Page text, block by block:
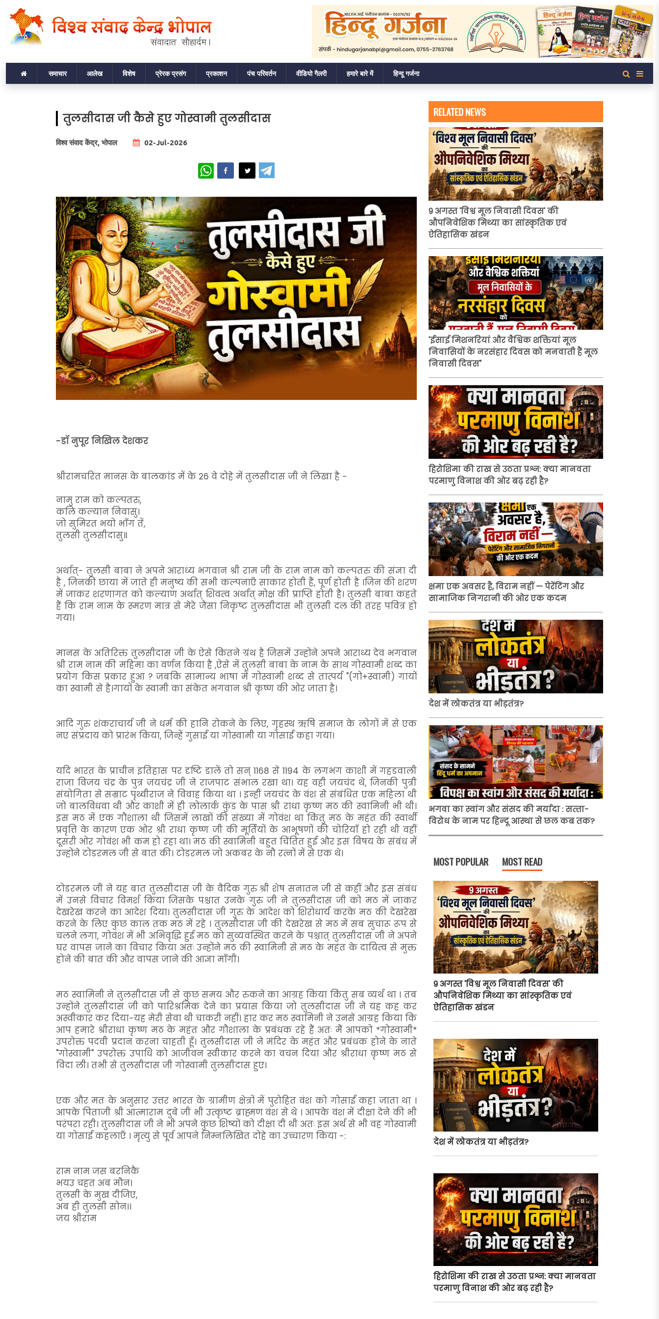
समाचार आलेख विशेष प्रेरक प्रसंग प्रकाशन पंच परिवर्तन वीडियो गैलरी हमारे बारे में हिन्दू गर्जना
तुलसीदास जी कैसे हुए गोस्वामी तुलसीदास
विश्व संवाद केंद्र, भोपाल 02-Jul-2026
WhatsApp
-डॉ नुपूर निखिल देशकर
श्रीरामचरित मानस के बालकांड में के 26 वे दोहे में तुलसीदास जी ने लिखा है -
नामु राम को कल्पतरु,
कलि कल्यान निवासु।
जो सुमिरत भयो भाँग तें,
तुलसी तुलसीदासु॥
अर्थात्- तुलसी बाबा ने अपने आराध्य भगवान श्री राम जी के राम नाम को कल्पतरु की संज्ञा दी
है , जिनकी छाया में जाते ही मनुष्य की सभी कल्पनाएँ साकार होती हैं, पूर्ण होती है ।जिन की शरण
में जाकर शरणागत को कल्याण अर्थात् शिवत्व अर्थात् मोक्ष की प्राप्ति होती है। तुलसी बाबा कहते
हैं कि राम नाम के स्मरण मात्र से मेरे जैसा निकृष्ट तुलसीदास भी तुलसी दल की तरह पवित्र हो
गया।
मानस के अतिरिक्त तुलसीदास जी के ऐसे कितने ग्रंथ है जिसमें उन्होंने अपने आराध्य देव भगवान
श्री राम नाम की महिमा का वर्णन किया है ,ऐसे में तुलसी बाबा के नाम के साथ गोस्वामी शब्द का
प्रयोग किस प्रकार हुआ ? जबकि सामान्य भाषा में गोस्वामी शब्द से तात्पर्य "(गो+स्वामी) गायों
का स्वामी से है।गायों के स्वामी का संकेत भगवान श्री कृष्ण की ओर जाता है।
आदि गुरु शंकराचार्य जी ने धर्म की हानि रोकने के लिए, गृहस्थ ऋषि समाज के लोगों में से एक
नए संप्रदाय को प्रारंभ किया, जिन्हें गुसाईं या गोस्वामी या गोसाईं कहा गया।
यदि भारत के प्राचीन इतिहास पर दृष्टि डालें तो सन् 1168 से 1194 के लगभग काशी में गहडवाली
राजा विजय चंद्र के पुत्र जयचंद्र जी ने राजपाट संभाल रखा था। यह वही जयचंद थे, जिनकी पुत्री
संयोगिता से सम्राट पृथ्वीराज ने विवाह किया था । इन्हीं जयचंद के वंश से संबंधित एक महिला थी
जो बालविधवा थी और काशी में ही लोलार्क कुंड के पास श्री राधा कृष्ण मठ की स्वामिनी भी थी।
इस मठ में एक गौशाला थी जिसमें लाखों की संख्या में गोवंश था किंतु मठ के महंत की स्वार्थी
प्रवृत्ति के कारण एक ओर श्री राधा कृष्ण जी की मूर्तियों के आभूषणों की चोरियाँ हो रही थी वहीं
दूसरी ओर गोवंश भी कम हो रहा था। मठ की स्वामिनी बहुत चिंतित हुई और इस विषय के संबंध में
उन्होंने टोडरमल जी से बात की। टोडरमल जो अकबर के नौ रत्नों में से एक थे।
टोडरमल जी ने यह बात तुलसीदास जी के वैदिक गुरु श्री शेष सनातन जी से कहीं और इस संबंध
में उनसे विचार विमर्श किया जिसके पश्चात उनके गुरु जी ने तुलसीदास जी को मठ में जाकर
देखरेख करने का आदेश दिया। तुलसीदास जी गुरु के आदेश को शिरोधार्य करके मठ की देखरेख
करने के लिए कुछ काल तक मठ में रहे । तुलसीदास जी की देखरेख से मठ में सब सुचारू रूप से
चलने लगा, गोवंश में भी अभिवृद्धि हुई मठ को सुव्यवस्थित करने के पश्चात् तुलसीदास जी ने अपने
घर वापस जाने का विचार किया अतः उन्होंने मठ की स्वामिनी से मठ के महंत के दायित्व से मुक्त
होने की बात की और वापस जाने की आज्ञा माँगी।
मठ स्वामिनी ने तुलसीदास जी से कुछ समय और रुकने का आग्रह किया किंतु सब व्यर्थ था । तब
उन्होंने तुलसीदास जी को पारिश्रमिक देने का प्रयास किया जो तुलसीदास जी ने यह कह कर
अस्वीकार कर दिया-यह मेरी सेवा थी चाकरी नहीं। हार कर मठ स्वामिनी ने उनसे आग्रह किया कि
आप हमारे श्रीराधा कृष्ण मठ के महंत और गौशाला के प्रबंधक रहे हैं अतः मैं आपको *गोस्वामी*
उपरोक्त पदवी प्रदान करना चाहती हूँ। तुलसीदास जी ने मंदिर के महंत और प्रबंधक होने के नाते
"गोस्वामी" उपरोक्त उपाधि को आजीवन स्वीकार करने का वचन दिया और श्रीराधा कृष्ण मठ से
विदा ली। तभी से तुलसीदास जी गोस्वामी तुलसीदास हुए।
एक और मत के अनुसार उत्तर भारत के ग्रामीण क्षेत्रों में पुरोहित वंश को गोसाईं कहा जाता था ।
आपके पिताजी श्री आत्माराम दुबे जी भी उत्कृष्ट ब्राह्मण वंश से थे । आपके वंश में दीक्षा देने की भी
परंपरा रही। तुलसीदास जी ने भी अपने कुछ शिष्यों को दीक्षा दी थी अतः इस अर्थ से भी वह गोस्वामी
या गोसाईं कहलाएँ । मृत्यु से पूर्व आपने निम्नलिखित दोहे का उच्चारण किया -:
राम नाम जस बरनिकै
भयउ चहत अब मौन।
तुलसी के मुख दीजिए,
अब ही तुलसी सोन।।
जय श्रीराम
RELATED NEWS
9 अगस्त 'विश्व मूल निवासी दिवस' की
औपनिवेशिक मिथ्या का सांस्कृतिक एवं
ऐतिहासिक खंडन
'ईसाई मिशनरियां और वैश्विक शक्तियां मूल
निवासियों के नरसंहार दिवस को मनवाती हैं मूल
निवासी दिवस"
हिरोशिमा की राख से उठता प्रश्न: क्या मानवता
परमाणु विनाश की ओर बढ़ रही है?
क्षमा एक अवसर है, विराम नहीं — पेरेंटिंग और
सामाजिक निगरानी की ओर एक कदम
देश में लोकतंत्र या भीड़तंत्र?
भगवा का स्वांग और संसद की मर्यादा : सत्‍ता-
विरोध के नाम पर हिन्‍दू आस्था से छल कब तक?
MOST POPULAR MOST READ
9 अगस्त 'विश्व मूल निवासी दिवस' की
औपनिवेशिक मिथ्या का सांस्कृतिक एवं
ऐतिहासिक खंडन
देश में लोकतंत्र या भीड़तंत्र?
हिरोशिमा की राख से उठता प्रश्न: क्या मानवता
परमाणु विनाश की ओर बढ़ रही है?